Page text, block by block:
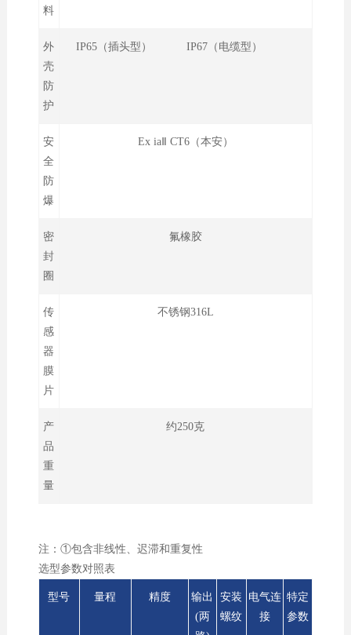
料
外
壳
防
护
IP65（插头型） IP67（电缆型）
安
全
防
爆
Ex iaⅡ CT6（本安）
密
封
圈
氟橡胶
传
感
器
膜
片
不锈钢316L
产
品
重
量
约250克
注：①包含非线性、迟滞和重复性
选型参数对照表
型号 量程 精度
输出
(两
安装
螺纹
电气连
接
特定
参数